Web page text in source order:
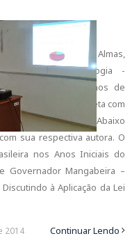
UFRB em Cruz das Almas,
curso de Pedagogia -
seus Trabalhos de
uma relação direta com
Afrobrasileira. Abaixo
sua respectiva autora. O
nos Anos Iniciais do
Governador Mangabeira –
à Aplicação da Lei
2014 Continuar Lendo